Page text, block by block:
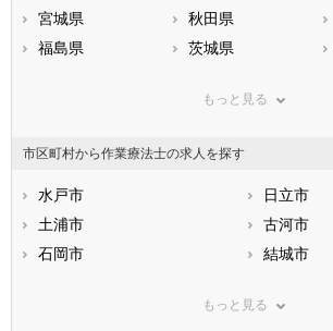
宮城県
秋田県
福島県
茨城県
神奈川県
石川県
福井県
静岡県
滋賀県
兵庫県
山口県
もっと見る
市区町村から作業療法士の求人を探す
水戸市
日立市
土浦市
古河市
石岡市
結城市
常陸太田市
もっと見る